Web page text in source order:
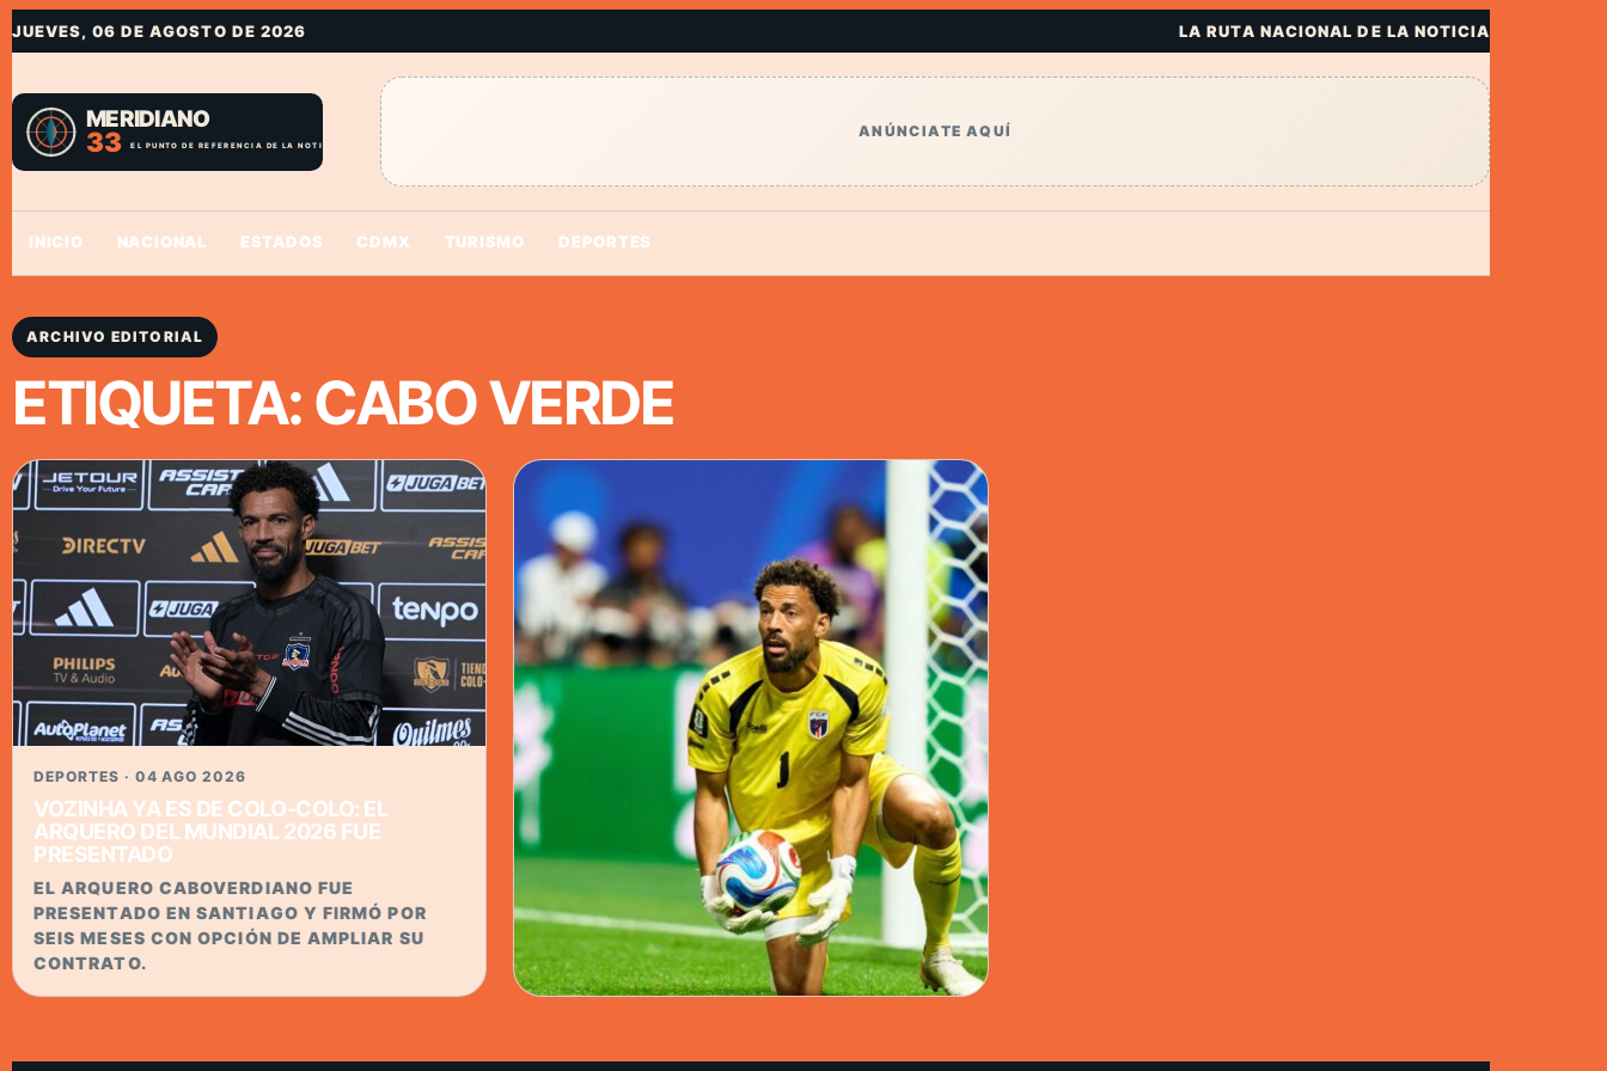
JUEVES, 06 DE AGOSTO DE 2026 LA RUTA NACIONAL DE LA NOTICIA
ANÚNCIATE AQUÍ
INICIO NACIONAL ESTADOS CDMX TURISMO DEPORTES
ARCHIVO EDITORIAL
ETIQUETA: CABO VERDE
DEPORTES · 04 AGO 2026
VOZINHA YA ES DE COLO-COLO: EL
ARQUERO DEL MUNDIAL 2026 FUE
PRESENTADO
EL ARQUERO CABOVERDIANO FUE
PRESENTADO EN SANTIAGO Y FIRMÓ POR
SEIS MESES CON OPCIÓN DE AMPLIAR SU
CONTRATO.
VOZINHA, EL PORTERO QUE PUSO A CABO